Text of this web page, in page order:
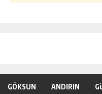
GÖKSUN ANDIRIN